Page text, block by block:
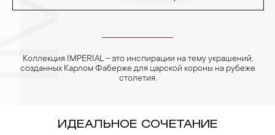
Коллекция IMPERIAL – это инспирации на тему украшений,
созданных Карлом Фаберже для царской короны на рубеже
столетия.
ИДЕАЛЬНОЕ СОЧЕТАНИЕ